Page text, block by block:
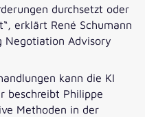
durchsetzt oder
erklärt René Schumann
Negotiation Advisory
kann die KI
beschreibt Philippe
Methoden in der